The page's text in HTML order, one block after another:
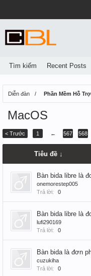
Diễn đàn Phần Mềm Hỗ Trợ
MacOS
< Trước 1 ← 567 568
Tiêu đề ↓
Bàn bida libre là
onemorestep005
Trả lời:
0
Bàn bida libre là
lufi290169
Trả lời:
0
Bàn bida là đơn
cuzukiha
Trả lời:
0
Tìm kiếm Recent Posts